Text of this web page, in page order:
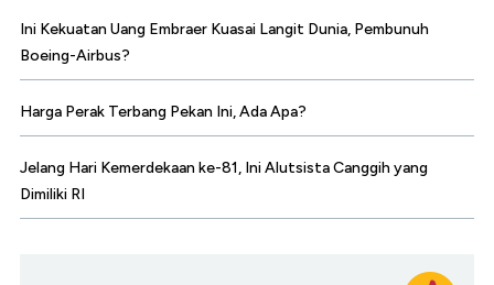
Ini Kekuatan Uang Embraer Kuasai Langit Dunia, Pembunuh
Boeing-Airbus?
Harga Perak Terbang Pekan Ini, Ada Apa?
Jelang Hari Kemerdekaan ke-81, Ini Alutsista Canggih yang
Dimiliki RI